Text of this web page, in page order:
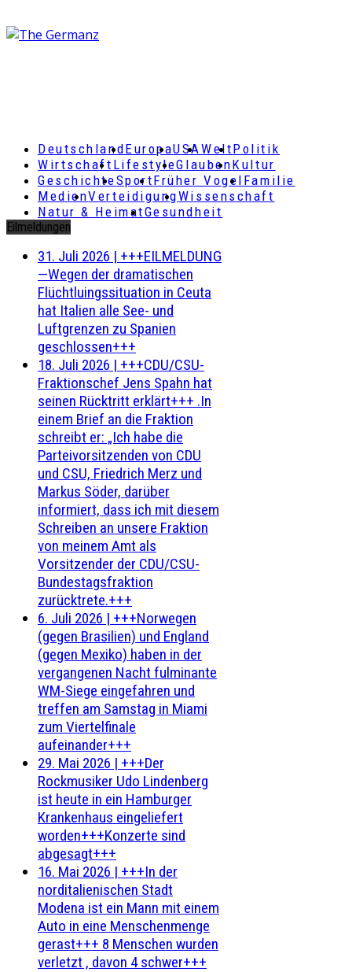
DeutschlandEuropaUSAWeltPolitik
Wirtschaft LifestyleGlaubenKultur
GeschichteSportFrüher Vogel Familie
MedienVerteidigungWissenschaft
Natur & HeimatGesundheit
Eilmeldungen
31. Juli 2026 | +++EILMELDUNG
—Wegen der dramatischen
Flüchtluingssituation in Ceuta
hat Italien alle See- und
Luftgrenzen zu Spanien
geschlossen+++
18. Juli 2026 | +++CDU/CSU-
Fraktionschef Jens Spahn hat
seinen Rücktritt erklärt+++ .In
einem Brief an die Fraktion
schreibt er: „Ich habe die
Parteivorsitzenden von CDU
und CSU, Friedrich Merz und
Markus Söder, darüber
informiert, dass ich mit diesem
Schreiben an unsere Fraktion
von meinem Amt als
Vorsitzender der CDU/CSU-
Bundestagsfraktion
zurücktrete.+++
6. Juli 2026 | +++Norwegen
(gegen Brasilien) und England
(gegen Mexiko) haben in der
vergangenen Nacht fulminante
WM-Siege eingefahren und
treffen am Samstag in Miami
zum Viertelfinale
aufeinander+++
29. Mai 2026 | +++Der
Rockmusiker Udo Lindenberg
ist heute in ein Hamburger
Krankenhaus eingeliefert
worden+++Konzerte sind
abgesagt+++
16. Mai 2026 | +++In der
norditalienischen Stadt
Modena ist ein Mann mit einem
Auto in eine Menschenmenge
gerast+++ 8 Menschen wurden
verletzt , davon 4 schwer+++